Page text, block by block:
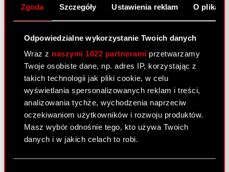
Zgoda Szczegóły Ustawienia reklam O
Odpowiedzialne wykorzystanie Twoich danych
Wraz z naszymi 1022 partnerami przetwarzamy
Twoje osobiste dane, np. adres IP, korzystając z
takich technologii jak pliki cookie, w celu
wyświetlania spersonalizowanych reklam i treści,
analizowania tychże, wychodzenia naprzeciw
oczekiwaniom użytkowników i rozwoju produktów.
Masz wybór odnośnie tego, kto używa Twoich
danych i w jakich celach to robi.
Podstawowe dane finansowe
Prezentacje i webcasty
Akcje na giełdzie
Dywidenda
Akcjonariat
Analitycy
Niezależny audytor